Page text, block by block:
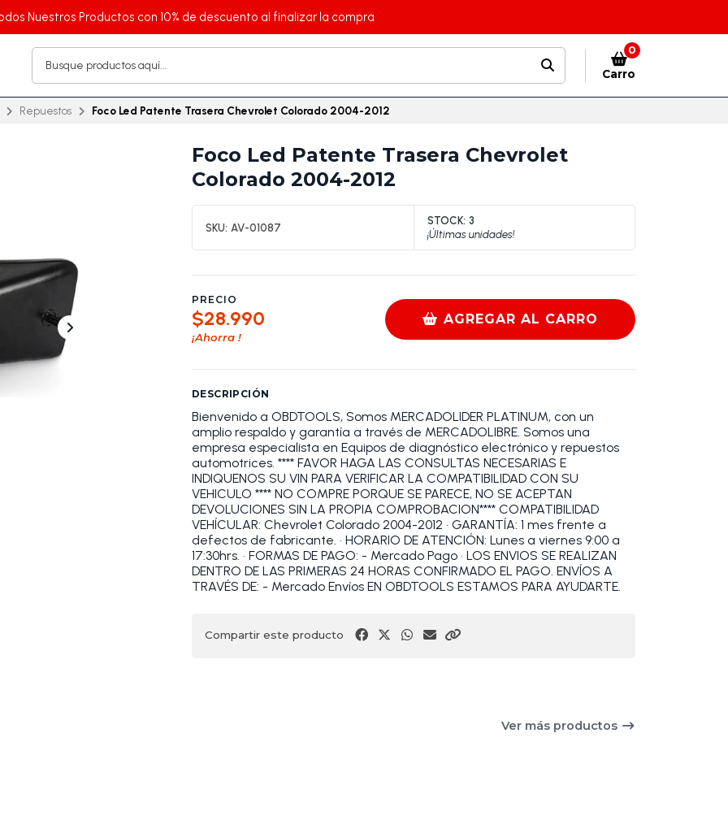
Nuestros Productos con 10% de descuento al finalizar la compra
0
Carro
Repuestos Foco Led Patente Trasera Chevrolet Colorado 2004-2012
Foco Led Patente Trasera Chevrolet
Colorado 2004-2012
SKU: AV-01087
STOCK: 3
¡Últimas unidades!
PRECIO
$28.990
¡Ahorra !
AGREGAR AL CARRO
DESCRIPCIÓN
Bienvenido a OBDTOOLS, Somos MERCADOLIDER PLATINUM, con un
amplio respaldo y garantía a través de MERCADOLIBRE. Somos una
empresa especialista en Equipos de diagnóstico electrónico y repuestos
automotrices. **** FAVOR HAGA LAS CONSULTAS NECESARIAS E
INDIQUENOS SU VIN PARA VERIFICAR LA COMPATIBILIDAD CON SU
VEHICULO **** NO COMPRE PORQUE SE PARECE, NO SE ACEPTAN
DEVOLUCIONES SIN LA PROPIA COMPROBACION**** COMPATIBILIDAD
VEHÍCULAR: Chevrolet Colorado 2004-2012 • GARANTÍA: 1 mes frente a
defectos de fabricante. • HORARIO DE ATENCIÓN: Lunes a viernes 9:00 a
17:30hrs. • FORMAS DE PAGO: - Mercado Pago • LOS ENVIOS SE REALIZAN
DENTRO DE LAS PRIMERAS 24 HORAS CONFIRMADO EL PAGO. ENVÍOS A
TRAVÉS DE: - Mercado Envíos EN OBDTOOLS ESTAMOS PARA AYUDARTE.
Compartir este producto
Ver más productos